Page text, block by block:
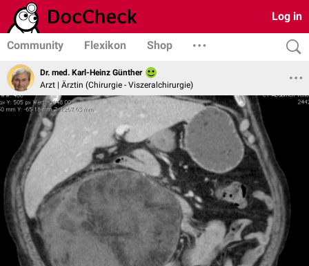
Log in
Community Flexikon Shop
Dr. med. Karl-Heinz Günther
Arzt | Ärztin (Chirurgie - Viszeralchirurgie)